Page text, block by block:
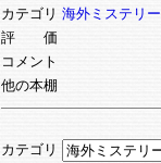
カテゴリ 海外ミステリー
評 価
コメント
他の本棚
カテゴリ